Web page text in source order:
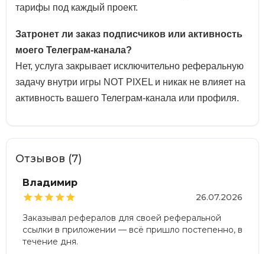
тарифы под каждый проект.
Затронет ли заказ подписчиков или активность
моего Телеграм-канала?
Нет, услуга закрывает исключительно реферальную
задачу внутри игры NOT PIXEL и никак не влияет на
активность вашего Телеграм-канала или профиля.
Отзывов (7)
Владимир

26.07.2026
Заказывал рефералов для своей реферальной
ссылки в приложении — всё пришло постепенно, в
течение дня.